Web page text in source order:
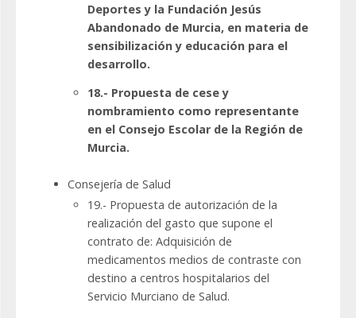
Deportes y la Fundación Jesús
Abandonado de Murcia, en materia de
sensibilización y educación para el
desarrollo.
18.- Propuesta de cese y
nombramiento como representante
en el Consejo Escolar de la Región de
Murcia.
Consejería de Salud
19.- Propuesta de autorización de la
realización del gasto que supone el
contrato de: Adquisición de
medicamentos medios de contraste con
destino a centros hospitalarios del
Servicio Murciano de Salud.